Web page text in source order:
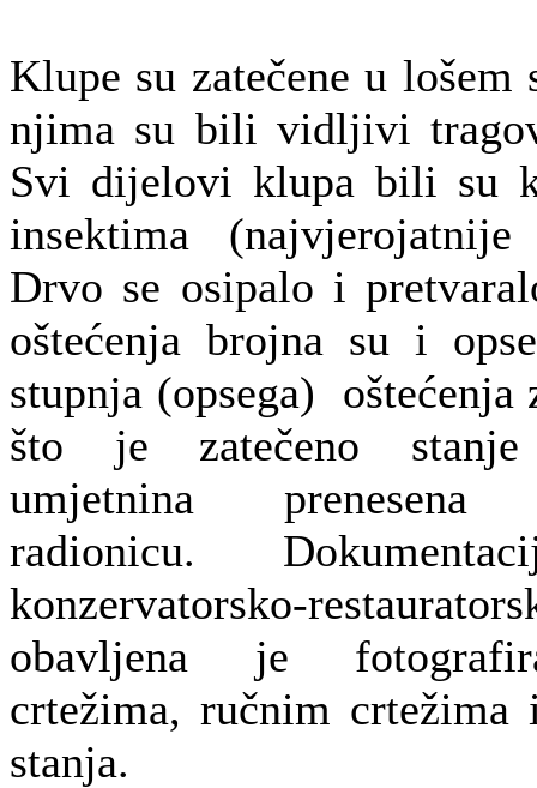
Klupe su zatečene u lošem
njima su bili vidljivi
Svi dijelovi klupa bili su
insektima
Drvo se osipalo i
oštećenja brojna su i
stupnja (opsega) oštećenja
što je zatečeno stanje
umjetnina
radionicu.
konzervatorsko-
obavljena je
crtežima, ručnim crtežima
stanja.